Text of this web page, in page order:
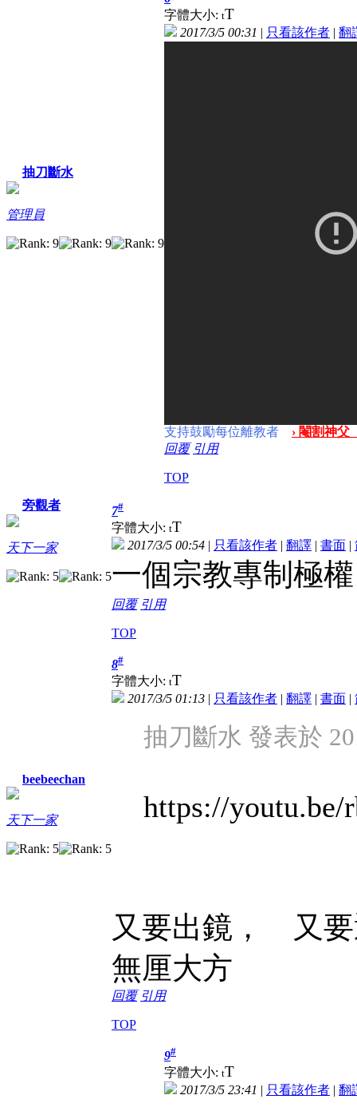
抽刀斷水
管理員
字體大小: tT
2017/3/5 00:31 | 只看該作者 | 翻
支持鼓勵每位離教者
› 閹割神
回覆 引用
TOP
旁觀者
天下一家
7#
字體大小: tT
2017/3/5 00:54 | 只看該作者 | 翻譯 | 書面 |
一個宗教專制極
回覆 引用
TOP
beebeechan
天下一家
8#
字體大小: tT
2017/3/5 01:13 | 只看該作者 | 翻譯 | 書面 |
抽刀斷水 發表於
https://
又要出鏡， 又要
無厘大方
回覆 引用
TOP
9#
字體大小: tT
2017/3/5 23:41 | 只看該作者 | 翻